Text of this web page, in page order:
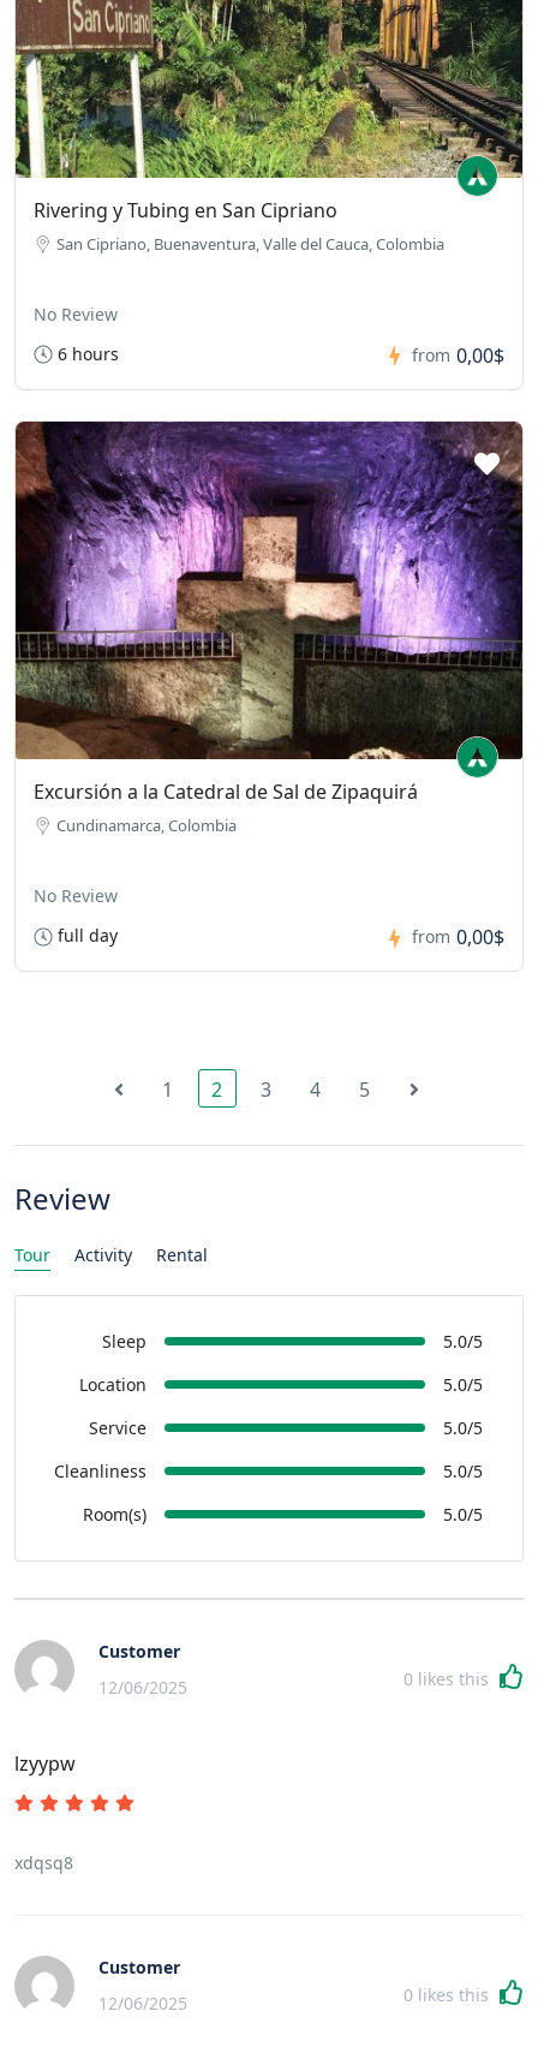
Rivering y Tubing en San Cipriano
San Cipriano, Buenaventura, Valle del Cauca, Colombia
No Review
6 hours
from 0,00$
Excursión a la Catedral de Sal de Zipaquirá
Cundinamarca, Colombia
No Review
full day
from 0,00$
1 2 3 4 5
Review
Tour Activity Rental
Sleep
5.0/5
Location
5.0/5
Service
5.0/5
Cleanliness
5.0/5
Room(s)
5.0/5
Customer
12/06/2025
0 likes this
lzyypw
xdqsq8
Customer
12/06/2025
0 likes this